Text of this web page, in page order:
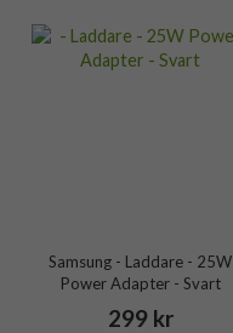
Samsung - Laddare - 25W
Power Adapter - Svart
299 kr